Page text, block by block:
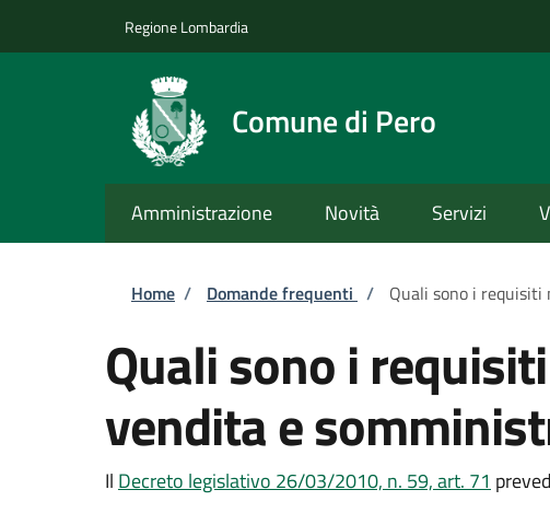
Regione Lombardia
Comune di Pero
Amministrazione Novità Servizi
Briciole di pane
Home / Domande frequenti / Quali sono i
Quali sono i
vendita e
Il Decreto legislativo 26/03/2010, n. 59, art. 71